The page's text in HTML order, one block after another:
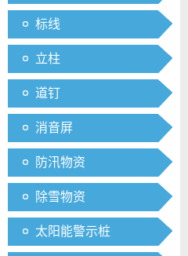
标线
立柱
道钉
消音屏
防汛物资
除雪物资
太阳能警示桩